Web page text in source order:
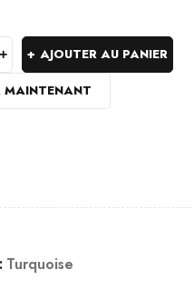
AJOUTER AU PANIER
MAINTENANT
Turquoise